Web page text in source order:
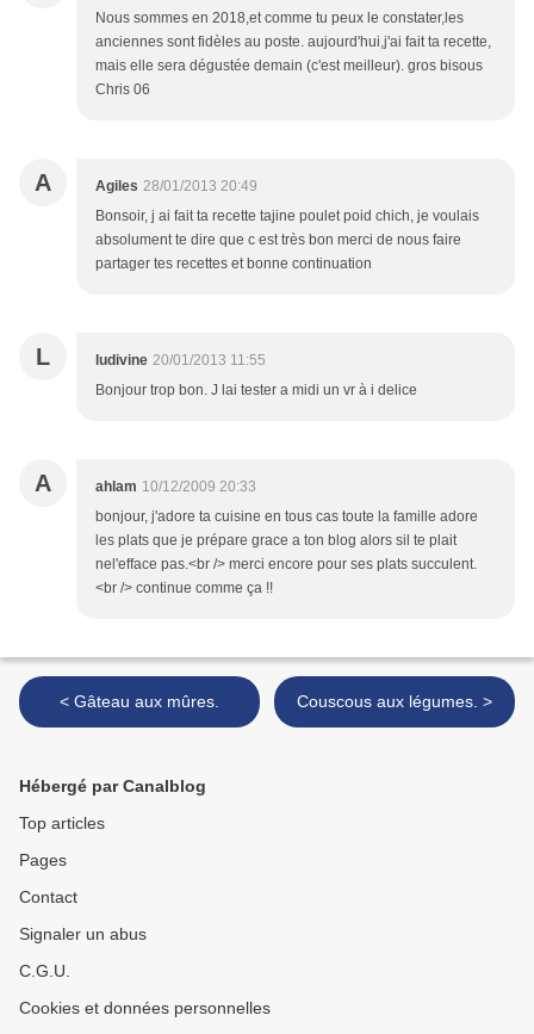
Nous sommes en 2018,et comme tu peux le constater,les
anciennes sont fidèles au poste. aujourd'hui,j'ai fait ta recette,
mais elle sera dégustée demain (c'est meilleur). gros bisous
Chris 06
A Agiles 28/01/2013 20:49
Bonsoir, j ai fait ta recette tajine poulet poid chich, je voulais
absolument te dire que c est très bon merci de nous faire
partager tes recettes et bonne continuation
L ludivine 20/01/2013 11:55
Bonjour trop bon. J lai tester a midi un vr à i delice
A ahlam 10/12/2009 20:33
bonjour, j'adore ta cuisine en tous cas toute la famille adore
les plats que je prépare grace a ton blog alors sil te plait
nel'efface pas.<br /> merci encore pour ses plats succulent.
<br /> continue comme ça !!
< Gâteau aux mûres. Couscous aux légumes. >
Hébergé par Canalblog
Top articles
Pages
Contact
Signaler un abus
C.G.U.
Cookies et données personnelles